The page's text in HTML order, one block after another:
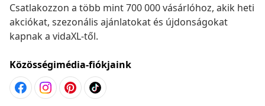
Csatlakozzon a több mint 700 000 vásárlóhoz, akik heti
akciókat, szezonális ajánlatokat és újdonságokat
kapnak a vidaXL-től.
Közösségimédia-fiókjaink